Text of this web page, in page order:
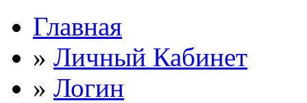
Главная
» Личный Кабинет
» Логин